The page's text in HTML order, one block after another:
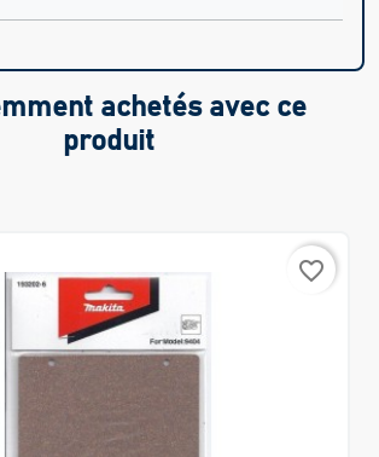
achetés avec ce
produit
favorite_border